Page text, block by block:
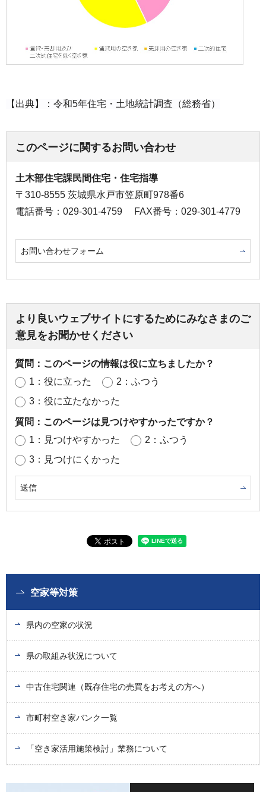
【出典】：令和5年住宅・土地統計調査（総務省）
このページに関するお問い合わせ
土木部住宅課民間住宅・住宅指導
〒310-8555 茨城県水戸市笠原町978番6
電話番号：029-301-4759
FAX番号：029-301-4779
お問い合わせフォーム
より良いウェブサイトにするためにみなさまのご
意見をお聞かせください
質問：このページの情報は役に立ちましたか？
1：役に立った
2：ふつう
3：役に立たなかった
質問：このページは見つけやすかったですか？
1：見つけやすかった
2：ふつう
3：見つけにくかった
空家等対策
県内の空家の状況
県の取組み状況について
中古住宅関連（既存住宅の売買をお考えの方へ）
市町村空き家バンク一覧
「空き家活用施策検討」業務について